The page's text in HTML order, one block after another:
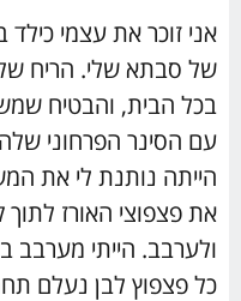
של סבתא שלי. הריח
בכל הבית, והבטיח
עם הסינר הפרחוני
הייתה נותנת לי את
את פצפוצי האורז
ולערבב. הייתי מערבב
כל פצפוץ לבן נעלם